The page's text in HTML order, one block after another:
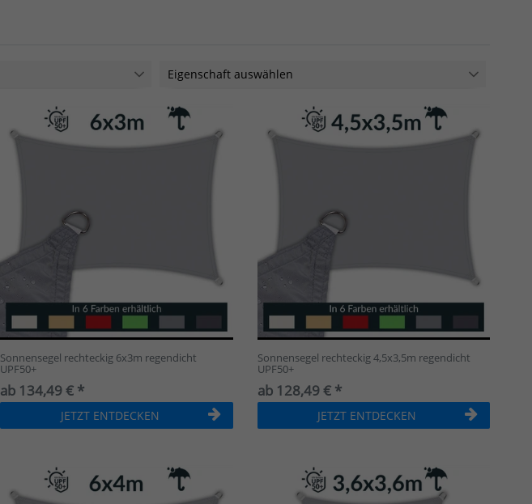
2
2
2
2
Eigenschaft auswählen
luft- und wasserdurchlässig
Sonnensegel rechteckig 6x3m regendicht
UPF50+
ab 134,49 € *
JETZT ENTDECKEN
Sonnensegel rechteckig 4,5x3,5m regendicht
UPF50+
ab 128,49 € *
JETZT ENTDECKEN